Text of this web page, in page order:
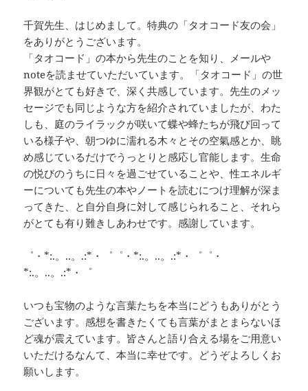
千賀先生、はじめまして。特典の「タオコード友の会」
をありがとうございます。
「タオコード」の本から先生のことを知り、メールや
noteを読ませていただいています。「タオコード」の世
界観がとても好きで、深く共感しています。先生のメッ
セージでも同じような方を紹介されていましたが、わた
しも、庭のライラックが咲いて蝶や蜂たちが飛び回って
いる様子や、朝つゆに濡れる木々とその空氣感とか、眺
め感じているだけでうっとりと感応し官能します。生命
の悦びのうちに日々を過ごせていることや、性エネルギ
ーについても先生の本やノートを読むにつけ理解が深ま
ってきた、と自分自身に対して感じられること、それら
がとても有り難きしあわせです。感謝しています。
゜・*:.。..。.:*・゜゜・*:.。..。.:*・゜゜・
*:.。..。.:*・゜
いつも宝物のような言葉たちを本当にどうもありがとう
ございます。感想を書きたくても言葉がまとまらないほ
ど魂が震えています。皆さんと語り合える場をご用意い
いただけるなんて、本当に幸せです。どうぞよろしくお
願いします。